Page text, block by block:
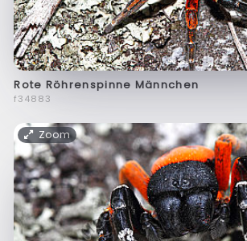
Rote Röhrenspinne Männchen
f34883
Zoom